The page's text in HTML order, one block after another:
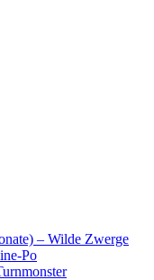
– Wilde Zwerge
Po